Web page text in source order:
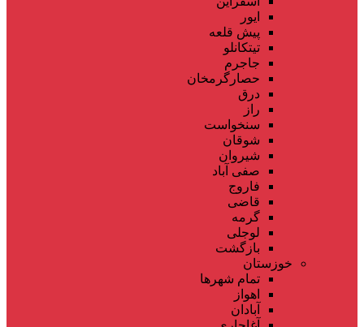
ایور
پیش قلعه
تیتکانلو
جاجرم
حصارگرمخان
درق
راز
سنخواست
شوقان
شیروان
صفی آباد
فاروج
قاضی
گرمه
لوجلی
بازگشت
خوزستان
تمام شهر‌ها
اهواز
آبادان